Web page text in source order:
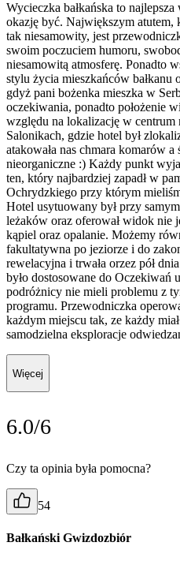
Wycieczka bałkańska to
okazję być. Największym atutem,
tak niesamowity, jest
swoim poczuciem humoru,
niesamowitą atmosferę. Ponadto
stylu życia mieszkańców bałkanu
gdyż pani bożenka mieszka w
oczekiwania, ponadto położenie
względu na lokalizację w centrum
Salonikach, gdzie hotel był
atakowała nas chmara komarów a
nieorganiczne :) Każdy punkt
ten, który najbardziej zapadł w
Ochrydzkiego przy którym
Hotel usytuowany był przy
leżaków oraz oferował widok nie
kąpiel oraz opalanie. Możemy
fakultatywna po jeziorze i do
rewelacyjna i trwała orzez pół
było dostosowane do Oczekiwań
podróżnicy nie mieli problemu z
programu. Przewodniczka
każdym miejscu tak, ze każdy
samodzielna eksploracje
Więcej
6.0/6
Czy ta opinia była pomocna?
54
Bałkański Gwizdozbiór